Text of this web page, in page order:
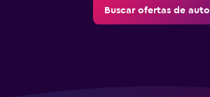
Buscar ofertas de auto